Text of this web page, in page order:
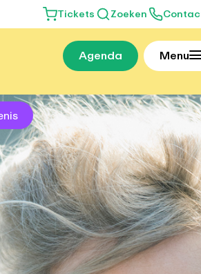
Tickets Zoeken
Agenda Menu